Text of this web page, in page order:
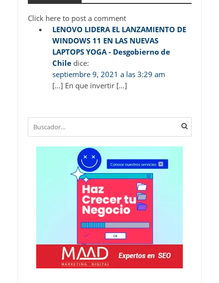
Click here to post a comment
LENOVO LIDERA EL LANZAMIENTO DE
WINDOWS 11 EN LAS NUEVAS
LAPTOPS YOGA - Desgobierno de
Chile dice:
septiembre 9, 2021 a las 3:29 am
[…] En que invertir […]